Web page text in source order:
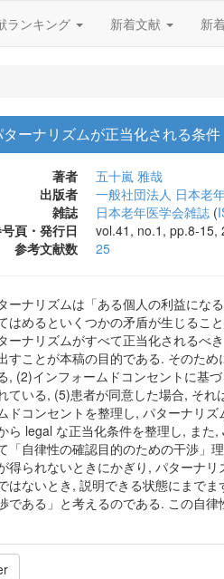
ランキング 新着文献 新
ーナリズムが正当化される条件
著者
五十嵐 雅哉
出版者
一般社団法人 日本老
雑誌
日本老年医学会雑誌 (
頁・発行日
vol.41, no.1, pp.8-15,
参考文献数
25
ーナリズムは「ある個人の利益にな
はめるといくつかの矛盾が生じるこ
ーナリズムがすべて正当化されるべ
すことが本稿の目的である. そのた
, (2)インフォームドコンセントに基
ている, (5)患者が同意した場合, そ
ドコンセントを整理し, パターナリ
ら legal な正当化条件を整理し, ま
「自律性の確認目的のための干渉」
得られないときにかぎり, パターナ
はないとき, 説明できる状態にまで
である」と考えるのである. この自